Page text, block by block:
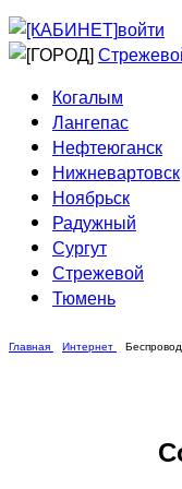
Домовые
войти
Когалым
Лангепас
Нефтеюганск
Нижневартовск
Ноябрьск
Радужный
Сургут
Стрежевой
Тюмень
Главная Интернет